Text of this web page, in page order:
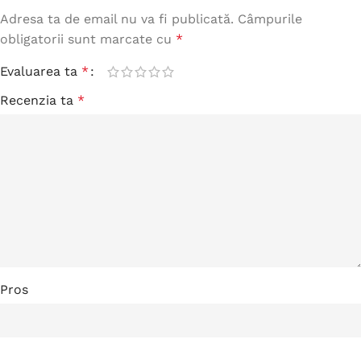
Adresa ta de email nu va fi publicată. Câmpurile
obligatorii sunt marcate cu *
Evaluarea ta *
Recenzia ta *
Pros